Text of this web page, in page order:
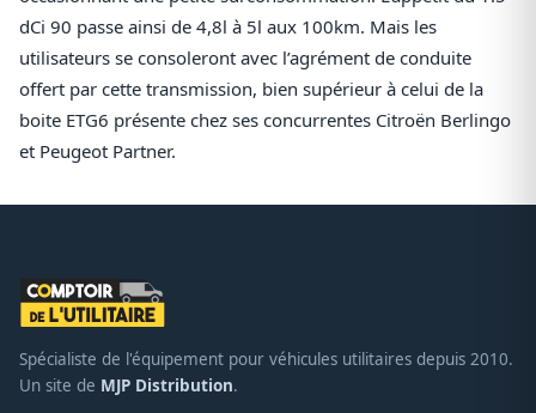
dCi 90 passe ainsi de 4,8l à 5l aux 100km. Mais les
utilisateurs se consoleront avec l’agrément de conduite
offert par cette transmission, bien supérieur à celui de la
boite ETG6 présente chez ses concurrentes Citroën Berlingo
et Peugeot Partner.
Spécialiste de l'équipement pour véhicules utilitaires depuis 2010.
Un site de MJP Distribution.